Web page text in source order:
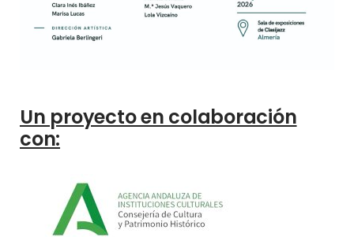
Un proyecto en colaboración
con: